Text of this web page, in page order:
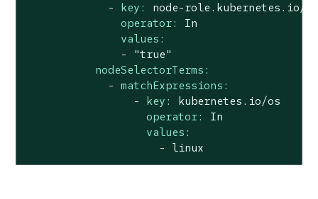
-
key:
node-role.kubernetes.io/
operator:
In
values:
-
"true"
nodeSelectorTerms:
- matchExpressions:
-
key:
kubernetes.io/os
operator:
In
values:
-
linux